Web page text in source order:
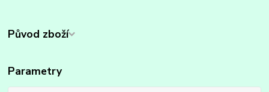
Původ zboží
Parametry